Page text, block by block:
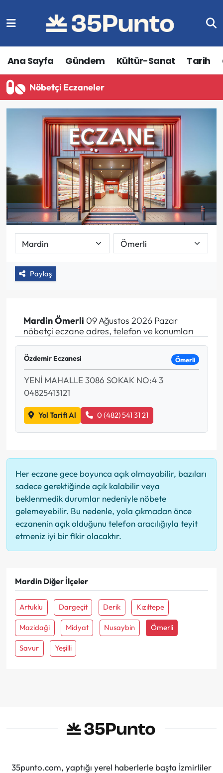
Ana Sayfa Gündem Kültür-Sanat Tarih
Nöbetçi Eczaneler
Paylaş
MardinÖmerli 09 Ağustos 2026 Pazar
nöbetçi eczane adres, telefon ve konumları
Özdemir Eczanesi Ömerli
YENİ MAHALLE 3086 SOKAK NO:4 3
04825413121
Yol Tarifi Al 0 (482) 541 31 21
Her eczane gece boyunca açık olmayabilir, bazıları
sadece gerektiğinde açık kalabilir veya
beklenmedik durumlar nedeniyle nöbete
gelemeyebilir. Bu nedenle, yola çıkmadan önce
eczanenin açık olduğunu telefon aracılığıyla teyit
etmeniz iyi bir fikir olacaktır.
Mardin Diğer İlçeler
Artuklu Dargeçit Derik Kızıltepe
Mazidaği Midyat Nusaybin Ömerli
Savur Yeşilli
35punto.com, yaptığı yerel haberlerle başta İzmirliler